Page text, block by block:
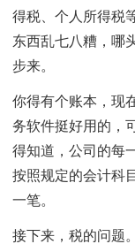
得税、个人所得税
东西乱七八糟，哪
步来。
你得有个账本，现
务软件挺好用的，
得知道，公司的每
按照规定的会计科
一笔。
接下来，税的问题